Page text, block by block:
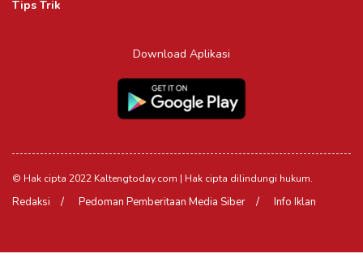
Tips Trik
Download Aplikasi
© Hak cipta 2022 Kaltengtoday.com | Hak cipta dilindungi hukum.
Redaksi Pedoman Pemberitaan Media Siber Info Iklan